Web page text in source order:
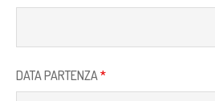
DATA PARTENZA*